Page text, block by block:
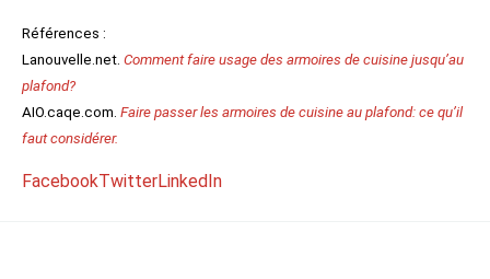
Références :
Lanouvelle.net. Comment faire usage des armoires de cuisine jusqu’au
plafond?
AIO.caqe.com. Faire passer les armoires de cuisine au plafond: ce qu’il
faut considérer.
FacebookTwitterLinkedIn